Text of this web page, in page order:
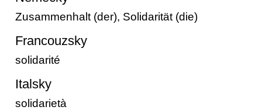
Zusammenhalt (der), Solidarität (die)
Francouzsky
solidarité
Italsky
solidarietà